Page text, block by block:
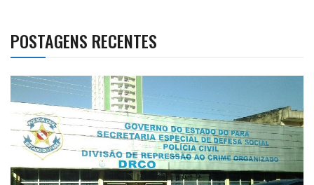
POSTAGENS RECENTES